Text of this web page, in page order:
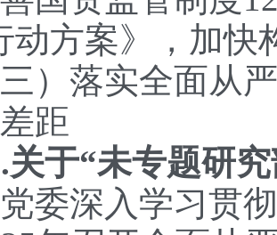
动方案》，加快
落实全面从严
距
“未专题研究
深入学习贯彻